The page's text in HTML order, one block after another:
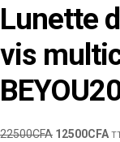
Lunette
vis
22500CFA 12500CFA